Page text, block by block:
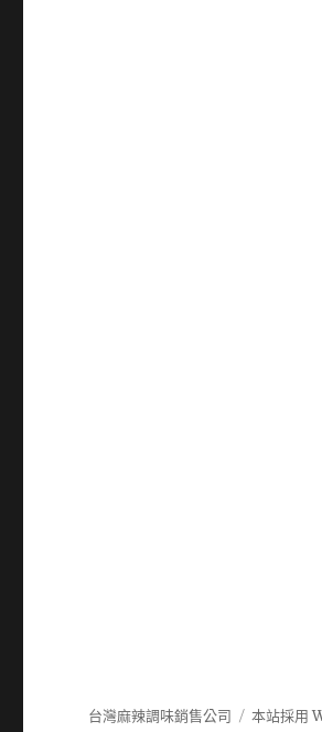
台灣麻辣調味銷售公司 本站採用